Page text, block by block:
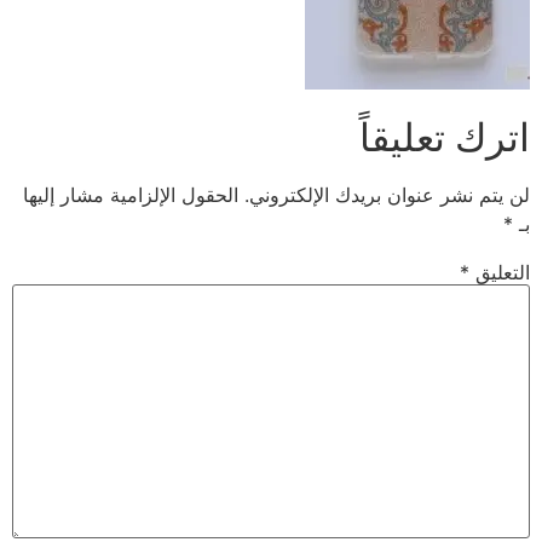
اترك تعليقاً
لن يتم نشر عنوان بريدك الإلكتروني. الحقول الإلزامية مشار إليها
بـ *
التعليق *